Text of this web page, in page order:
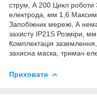
струм, А 200 Цикл роботи
електрода, мм 1,6
Запобіжник мережі, А
захисту IP21S Розміри,
Комплектація
захисна маска, тримач
Приховати